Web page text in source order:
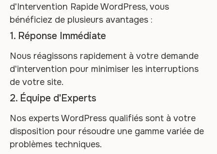
d'Intervention Rapide WordPress, vous
bénéficiez de plusieurs avantages :
1. Réponse Immédiate
Nous réagissons rapidement à votre demande
d'intervention pour minimiser les interruptions
de votre site.
2. Équipe d'Experts
Nos experts WordPress qualifiés sont à votre
disposition pour résoudre une gamme variée de
problèmes techniques.